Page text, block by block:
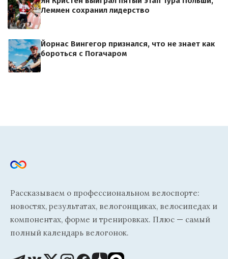
Леммен сохранил лидерство
Йорнас Вингегор признался, что не знает как
бороться с Погачаром
Рассказываем о профессиональном велоспорте:
новостях, результатах, велогонщиках, велосипедах и
компонентах, форме и тренировках. Плюс — самый
полный календарь велогонок.